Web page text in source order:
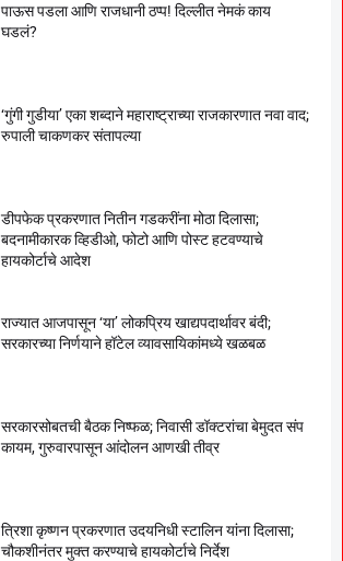
पाऊस पडला आणि राजधानी ठप्प! दिल्लीत नेमकं काय
घडलं?
‘गुंगी गुडीया’ एका शब्दाने महाराष्ट्राच्या राजकारणात नवा वाद;
रुपाली चाकणकर संतापल्या
डीपफेक प्रकरणात नितीन गडकरींना मोठा दिलासा;
बदनामीकारक व्हिडीओ, फोटो आणि पोस्ट हटवण्याचे
हायकोर्टाचे आदेश
राज्यात आजपासून ‘या’ लोकप्रिय खाद्यपदार्थावर बंदी;
सरकारच्या निर्णयाने हॉटेल व्यावसायिकांमध्ये खळबळ
सरकारसोबतची बैठक निष्फळ; निवासी डॉक्टरांचा बेमुदत संप
कायम, गुरुवारपासून आंदोलन आणखी तीव्र
त्रिशा कृष्णन प्रकरणात उदयनिधी स्टालिन यांना दिलासा;
चौकशीनंतर मुक्त करण्याचे हायकोर्टाचे निर्देश